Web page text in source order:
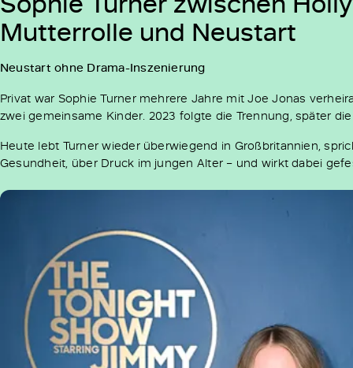
Mutterrolle und Neustart
Neustart ohne Drama-Inszenierung
Privat war Sophie Turner mehrere Jahre mit Joe Jonas
zwei gemeinsame Kinder. 2023 folgte die Trennung, später
Heute lebt Turner wieder überwiegend in Großbritannien,
Gesundheit, über Druck im jungen Alter – und wirkt dabei